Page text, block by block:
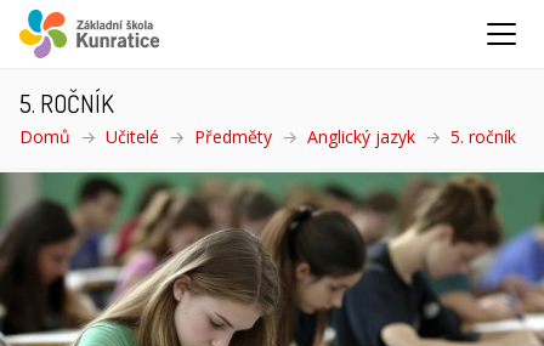
5. ROČNÍK
Domů Učitelé Předměty Anglický jazyk 5. ročník